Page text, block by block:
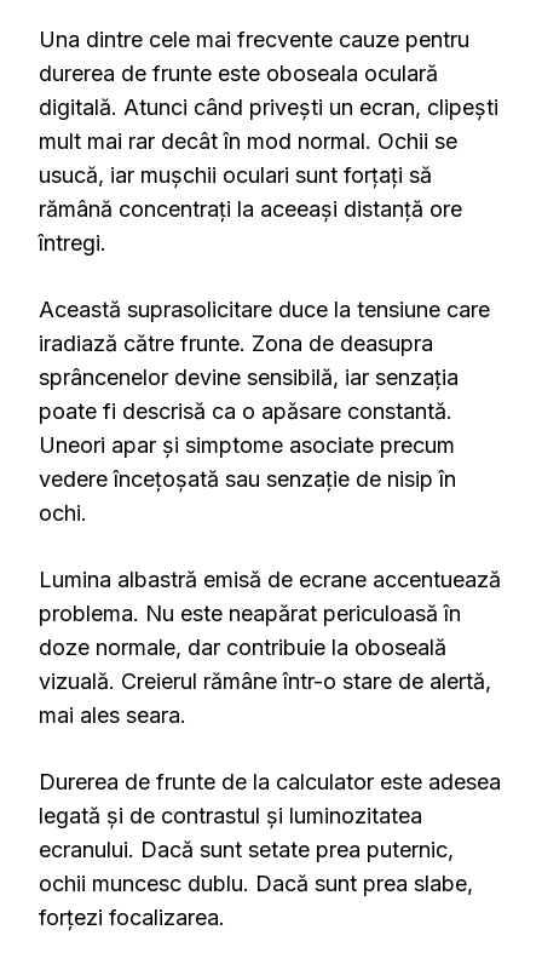
Una dintre cele mai frecvente cauze pentru
durerea de frunte este oboseala oculară
digitală. Atunci când privești un ecran, clipești
mult mai rar decât în mod normal. Ochii se
usucă, iar mușchii oculari sunt forțați să
rămână concentrați la aceeași distanță ore
întregi.
Această suprasolicitare duce la tensiune care
iradiază către frunte. Zona de deasupra
sprâncenelor devine sensibilă, iar senzația
poate fi descrisă ca o apăsare constantă.
Uneori apar și simptome asociate precum
vedere încețoșată sau senzație de nisip în
ochi.
Lumina albastră emisă de ecrane accentuează
problema. Nu este neapărat periculoasă în
doze normale, dar contribuie la oboseală
vizuală. Creierul rămâne într-o stare de alertă,
mai ales seara.
Durerea de frunte de la calculator este adesea
legată și de contrastul și luminozitatea
ecranului. Dacă sunt setate prea puternic,
ochii muncesc dublu. Dacă sunt prea slabe,
forțezi focalizarea.